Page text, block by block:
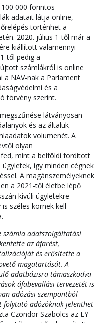
000 forintos
adatait látja online,
történhet a
2020. július 1-től már a
kiállított valamennyi
től pedig a
számlákról is online
NAV-nak a Parlament
és a
törvény szerint.
látványosan
és az általuk
volumenét. A
olyan
mint a belföldi fordított
így minden cégnek
A magánszemélyeknek
a 2021-től életbe lépő
kívüli ügyletekre
széles körnek kell
számla adatszolgáltatási
az áfarést,
és erősítette a
magatartását. A
adatbázisra támaszkodva
áfabevallási tervezetét is
adózási szempontból
folytató adózóknak jelenthet
Czöndör Szabolcs az EY